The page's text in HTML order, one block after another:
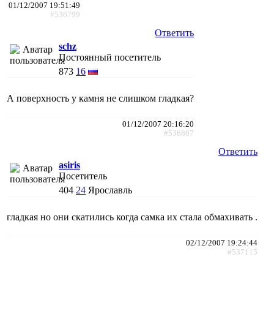
01/12/2007 19:51:49
#536799
Ответить
schz
Постоянный посетитель
873 16
А поверхность у камня не слишком гладкая?
01/12/2007 20:16:20
#536807
Ответить
asiris
Посетитель
404 24 Ярославль
гладкая но они скатились когда самка их стала обмахивать .
02/12/2007 19:24:44
#537115